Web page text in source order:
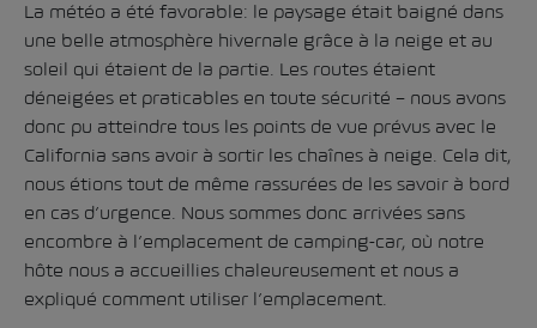
La météo a été favorable: le paysage était baigné dans
une belle atmosphère hivernale grâce à la neige et au
soleil qui étaient de la partie. Les routes étaient
déneigées et praticables en toute sécurité – nous avons
donc pu atteindre tous les points de vue prévus avec le
California sans avoir à sortir les chaînes à neige. Cela dit,
nous étions tout de même rassurées de les savoir à bord
en cas d’urgence. Nous sommes donc arrivées sans
encombre à l’emplacement de camping-car, où notre
hôte nous a accueillies chaleureusement et nous a
expliqué comment utiliser l’emplacement.